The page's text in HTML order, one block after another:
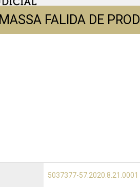
MASSA FALIDA DE
5037377-57.2020.8.21.0001